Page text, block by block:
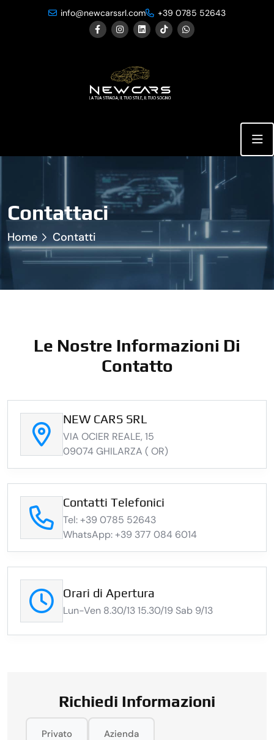
info@newcarssrl.com +39 0785 52643
Contattaci
Home Contatti
Le Nostre Informazioni Di
Contatto
NEW CARS SRL
VIA OCIER REALE, 15
09074 GHILARZA ( OR)
Contatti Telefonici
Tel: +39 0785 52643
WhatsApp: +39 377 084 6014
Orari di Apertura
Lun-Ven 8.30/13 15.30/19 Sab 9/13
Richiedi Informazioni
Privato Azienda